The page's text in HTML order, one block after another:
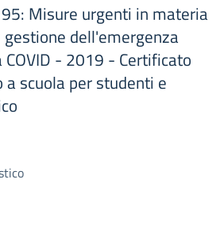
Misure urgenti in materia
dell'emergenza
- 2019 - Certificato
scuola per studenti e